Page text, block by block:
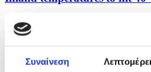
Συναίνεση
2 hours ago
Paphos FC lost 1-0 against
3 hours ago